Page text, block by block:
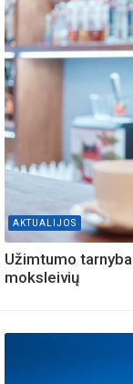
AKTUALIJOS
Užimtumo
moksleivių